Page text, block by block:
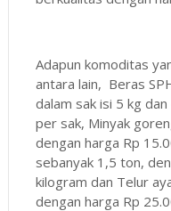
Adapun komoditas
antara lain, Beras
dalam sak isi 5 kg
per sak, Minyak
dengan harga Rp
sebanyak 1,5 ton,
kilogram dan Telur
dengan harga Rp